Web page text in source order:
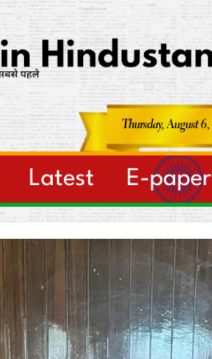
Thursday, August
Latest E-paper